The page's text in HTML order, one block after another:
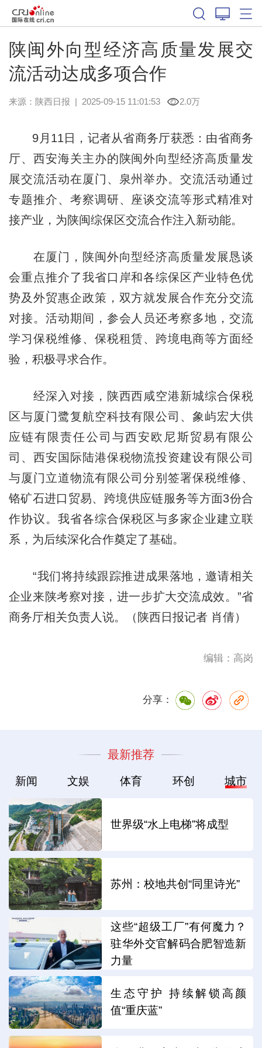
陕闽外向型经济高质量发展交
流活动达成多项合作
来源： 陕西日报 | 2025-09-15 11:01:53 2.0万
9月11日，记者从省商务厅获悉：由省商务
厅、西安海关主办的陕闽外向型经济高质量发
展交流活动在厦门、泉州举办。交流活动通过
专题推介、考察调研、座谈交流等形式精准对
接产业，为陕闽综保区交流合作注入新动能。
在厦门，陕闽外向型经济高质量发展恳谈
会重点推介了我省口岸和各综保区产业特色优
势及外贸惠企政策，双方就发展合作充分交流
对接。活动期间，参会人员还考察多地，交流
学习保税维修、保税租赁、跨境电商等方面经
验，积极寻求合作。
经深入对接，陕西西咸空港新城综合保税
区与厦门鹭复航空科技有限公司、象屿宏大供
应链有限责任公司与西安欧尼斯贸易有限公
司、西安国际陆港保税物流投资建设有限公司
与厦门立道物流有限公司分别签署保税维修、
铬矿石进口贸易、跨境供应链服务等方面3份合
作协议。我省各综合保税区与多家企业建立联
系，为后续深化合作奠定了基础。
“我们将持续跟踪推进成果落地，邀请相关
企业来陕考察对接，进一步扩大交流成效。”省
商务厅相关负责人说。（陕西日报记者 肖倩）
编辑：高岗
分享：
最新推荐
新闻 文娱 体育 环创 城市
世界级“水上电梯”将成型
苏州：校地共创“同里诗光”
这些“超级工厂”有何魔力？
驻华外交官解码合肥智造新
力量
生态守护 持续解锁高颜
值“重庆蓝”